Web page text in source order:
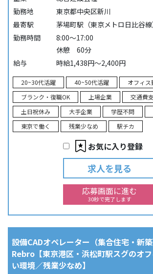
勤務地
東京都中央区新川
最寄駅
茅場町駅（東京メトロ日比谷線
勤務時間
8:00～17:00
休憩 60分
給与
時給1,438円～2,400円
20~30代活躍 40~50代活躍
オフィス
ブランク・復職OK
上場企業
交通費
土日祝休み
大手企業 学歴不問
東京で働く
残業少なめ 駅チカ
お気に入り登録
求人を見る
応募画面に進む
30秒で完了します
設備CADオペレーター（集合住宅・新
Rebro【東京港区・浜松町駅スグのオ
い環境／残業少なめ】